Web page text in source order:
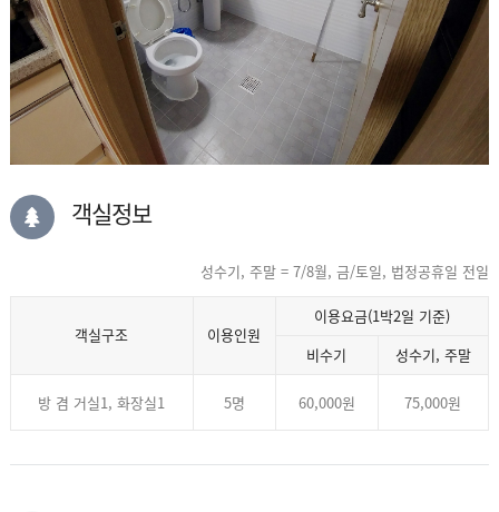
객실정보
성수기, 주말 = 7/8월, 금/토일, 법정공휴일 전일
객실구조 이용인원
이용요금(1박2일 기준)
비수기
성수기, 주말
방 겸 거실1, 화장실1 5명 60,000원 75,000원